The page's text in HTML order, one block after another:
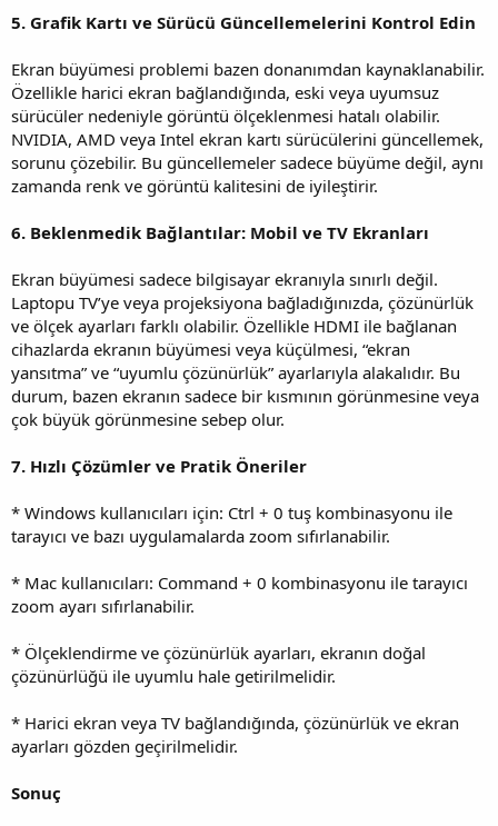
5. Grafik Kartı ve Sürücü Güncellemelerini Kontrol Edin
Ekran büyümesi problemi bazen donanımdan kaynaklanabilir.
Özellikle harici ekran bağlandığında, eski veya uyumsuz
sürücüler nedeniyle görüntü ölçeklenmesi hatalı olabilir.
NVIDIA, AMD veya Intel ekran kartı sürücülerini güncellemek,
sorunu çözebilir. Bu güncellemeler sadece büyüme değil, aynı
zamanda renk ve görüntü kalitesini de iyileştirir.
6. Beklenmedik Bağlantılar: Mobil ve TV Ekranları
Ekran büyümesi sadece bilgisayar ekranıyla sınırlı değil.
Laptopu TV’ye veya projeksiyona bağladığınızda, çözünürlük
ve ölçek ayarları farklı olabilir. Özellikle HDMI ile bağlanan
cihazlarda ekranın büyümesi veya küçülmesi, “ekran
yansıtma” ve “uyumlu çözünürlük” ayarlarıyla alakalıdır. Bu
durum, bazen ekranın sadece bir kısmının görünmesine veya
çok büyük görünmesine sebep olur.
7. Hızlı Çözümler ve Pratik Öneriler
* Windows kullanıcıları için: Ctrl + 0 tuş kombinasyonu ile
tarayıcı ve bazı uygulamalarda zoom sıfırlanabilir.
* Mac kullanıcıları: Command + 0 kombinasyonu ile tarayıcı
zoom ayarı sıfırlanabilir.
* Ölçeklendirme ve çözünürlük ayarları, ekranın doğal
çözünürlüğü ile uyumlu hale getirilmelidir.
* Harici ekran veya TV bağlandığında, çözünürlük ve ekran
ayarları gözden geçirilmelidir.
Sonuç